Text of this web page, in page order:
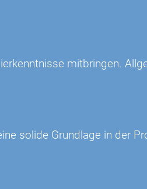
mitbringen.
solide Grundlage in der